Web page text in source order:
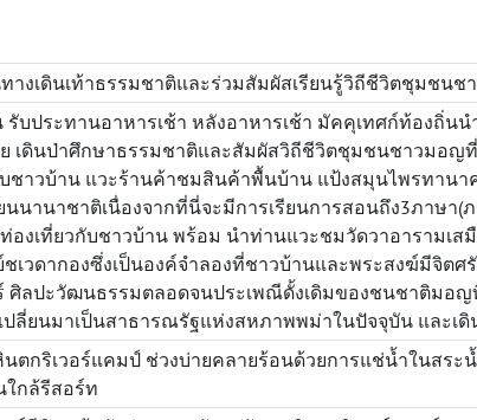
างเดินเท้าธรรมชาติและร่วมสัมผัสเรียนรู้วิถีชีวิตชุมชนช
บประทานอาหารเช้า หลังอาหารเช้า มัคคุเทศก์ท้องถิ่นน
เดินป่าศึกษาธรรมชาติและสัมผัสวิถีชีวิตชุมชนชาวมอญ
าวบ้าน แวะร้านค้าชมสินค้าพื้นบ้าน แป้งสมุนไพรทานา
นานาชาติเนื่องจากที่นี่จะมีการเรียนการสอนถึง3ภาษา(
องเที่ยวกับชาวบ้าน พร้อม นำท่านแวะชมวัดวาอารามเ
เวดากองซึ่งเป็นองค์จำลองที่ชาวบ้านและพระสงฆ์มีจิต
ศิลปะวัฒนธรรมตลอดจนประเพณีดั้งเดิมของชนชาติมอญ
ปลี่ยนมาเป็นสาธารณรัฐแห่งสหภาพพม่าในปัจจุบัน และเ
ตกริเวอร์แคมป์ ช่วงบ่ายคลายร้อนด้วยการแช่น้ำในสร
กล้รีสอร์ท